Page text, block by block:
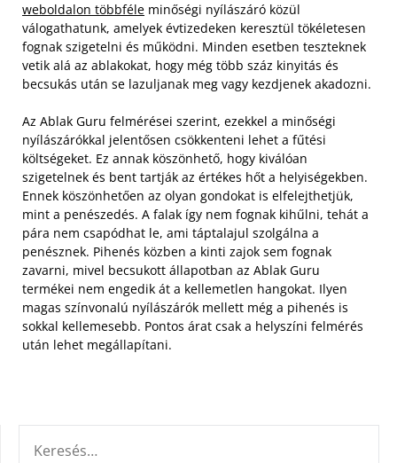
weboldalon többféle minőségi nyílászáró közül
válogathatunk, amelyek évtizedeken keresztül tökéletesen
fognak szigetelni és működni. Minden esetben teszteknek
vetik alá az ablakokat, hogy még több száz kinyitás és
becsukás után se lazuljanak meg vagy kezdjenek akadozni.
Az Ablak Guru felmérései szerint, ezekkel a minőségi
nyílászárókkal jelentősen csökkenteni lehet a fűtési
költségeket. Ez annak köszönhető, hogy kiválóan
szigetelnek és bent tartják az értékes hőt a helyiségekben.
Ennek köszönhetően az olyan gondokat is elfelejthetjük,
mint a penészedés. A falak így nem fognak kihűlni, tehát a
pára nem csapódhat le, ami táptalajul szolgálna a
penésznek. Pihenés közben a kinti zajok sem fognak
zavarni, mivel becsukott állapotban az Ablak Guru
termékei nem engedik át a kellemetlen hangokat. Ilyen
magas színvonalú nyílászárók mellett még a pihenés is
sokkal kellemesebb. Pontos árat csak a helyszíni felmérés
után lehet megállapítani.